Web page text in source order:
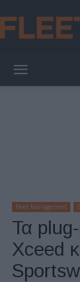
Fleet Management
Τα
Xceed